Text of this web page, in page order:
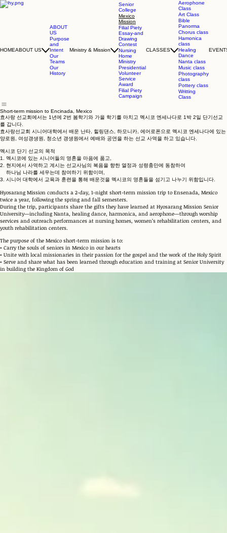
HOMEABOUT US
ABOUT
US
Purpose
and
Intent
Our
Teams
Our
History
Ministry & Mission
Senior
College
Mexico
Mission
Filial Piety
Essay-and
Drawing
Contest
Nursing
Home
Ministry
Presidential
Volunteer
Service
Award
Filial Piety
Campaign
CLASSES
Aerophone
Class
Art Class
Bible
Panorma
Chorus class
Hamonica
class
Healing
Dance
Nanta class
Music class
Photography
class
Pottery class
Writting
Class
Short-term mission to Encinada, Mexico
효사랑 선교회에서는 1년에 2번 봄학기와 가을 학기를 마치고 멕시코 엔세나다로 1박 2일 단기선교
를 갑니다.
​효사랑선교회 시니어대학에서 배운 난타, 힐링댄스, 하모니카, 에어로폰으로 멕시코 엔세나다에 있는
양로원, 여성갱생원, 청소년 갱생원에서 예배와 공연을 하는 선교 사역을 하고 있습니다.
멕시코 단기 선교의 목적 ​
1. 멕시코에 있는 시니어들의 영혼을 마음에 품고,
2. 현지에서 사역하고 계시는 선교사님의 복음을 향한 열정과 성령충만에 동참하여
하나님 나라를 세우는데 참여하기 위함이며,
3. 시니어 대학에서 교육과 훈련을 통해 배운것을 멕시코의 영혼들을 섬기고 나누기 위함입니다. ​​
Hyosarang Mission conducts a 2-day, 1-night short-term mission trip to Ensenada, Mexico
twice a year, following the spring and fall semesters.
During the trip, participants share the gifts they have learned at Hyosarang Mission Senior
University—including Nanta, healing dance, harmonica, and aerophone—through worship
services and outreach performances at nursing homes, women’s rehabilitation centers, and
youth rehabilitation centers.
The purpose of the Mexico short-term mission is to:
• Carry the souls of seniors in Mexico in our hearts
• Unite with local missionaries in their passion for the gospel and the work of the Holy Spirit
• Serve and share what has been learned through education and training at Senior University
in building the Kingdom of God